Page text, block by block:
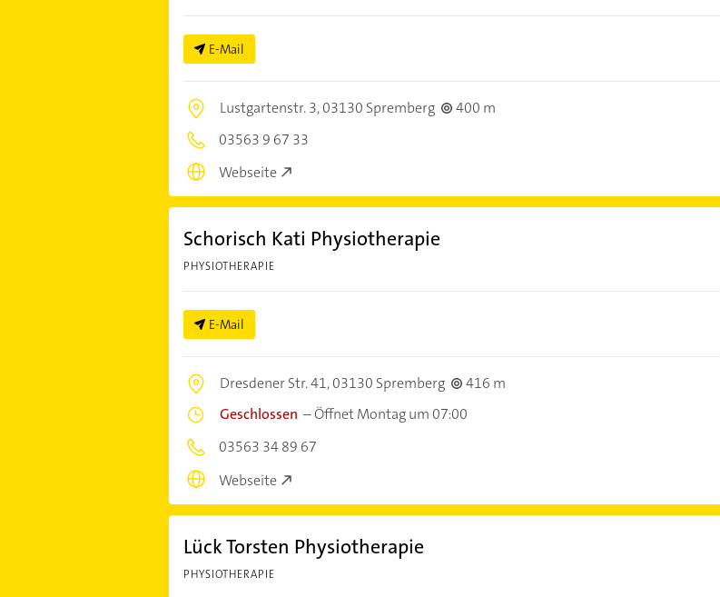
E-Mail
Lustgartenstr. 3,03130 Spremberg
400 m
03563 9 67 33
Webseite
Schorisch Kati Physiotherapie
PHYSIOTHERAPIE
E-Mail
Dresdener Str. 41,03130 Spremberg
416 m
Geschlossen –Öffnet Montag um 07:00
03563 34 89 67
Webseite
Lück Torsten Physiotherapie
PHYSIOTHERAPIE